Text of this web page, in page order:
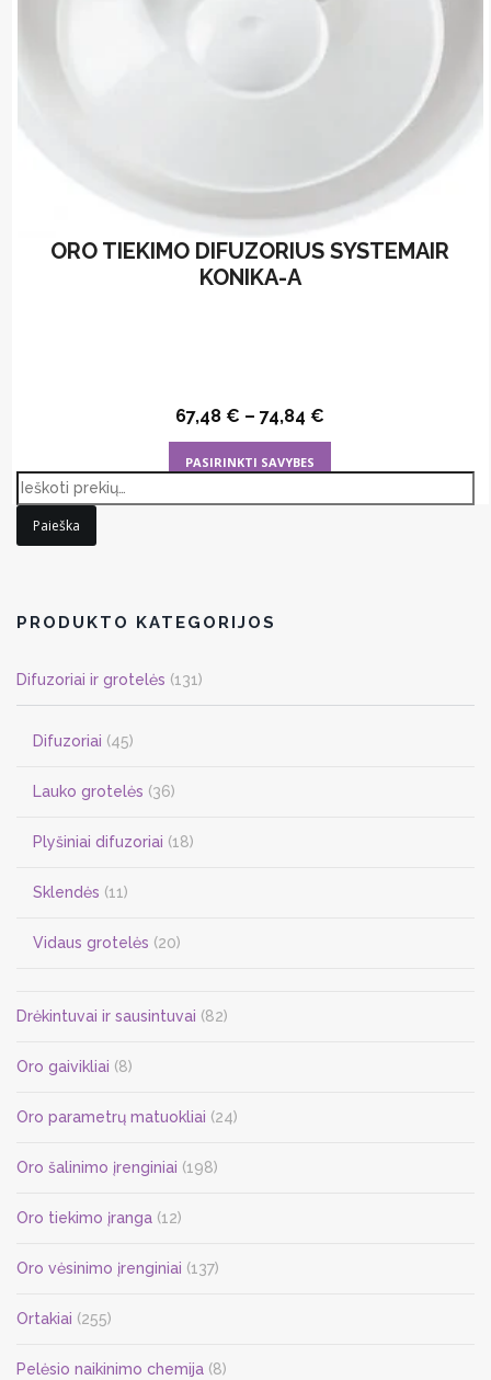
ORO TIEKIMO DIFUZORIUS SYSTEMAIR
KONIKA-A
67,48 € –74,84 €
PASIRINKTI SAVYBES
has
chosen
Paieška
PRODUKTO KATEGORIJOS
Difuzoriai ir grotelės (131)
Difuzoriai (45)
Lauko grotelės (36)
Plyšiniai difuzoriai (18)
Sklendės (11)
Vidaus grotelės (20)
Drėkintuvai ir sausintuvai (82)
Oro gaivikliai (8)
Oro parametrų matuokliai (24)
Oro šalinimo įrenginiai (198)
Oro tiekimo įranga (12)
Oro vėsinimo įrenginiai (137)
Ortakiai (255)
Pelėsio naikinimo chemija (8)